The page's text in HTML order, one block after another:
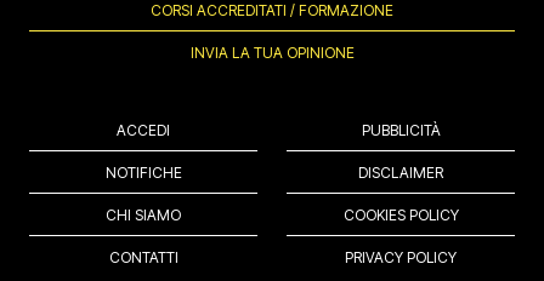
CORSI ACCREDITATI / FORMAZIONE
INVIA LA TUA OPINIONE
ACCEDI
NOTIFICHE
CHI SIAMO
CONTATTI
PUBBLICITÀ
DISCLAIMER
COOKIES POLICY
PRIVACY POLICY